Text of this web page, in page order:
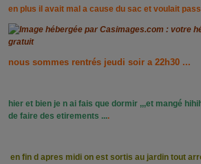
en plus il avait mal a cause du sac et voulait
nous sommes rentrés jeudi soir a 22h30 ...
hier et bien je n ai fais que dormir ,,,et mangé
de faire des etirements ....
en fin d apres midi on est sortis au jardin tout